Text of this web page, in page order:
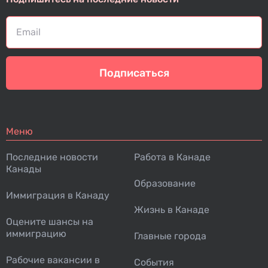
Подписаться
Меню
Последние новости
Канады
Иммиграция в Канаду
Оцените шансы на
иммиграцию
Рабочие вакансии в
Работа в Канаде
Образование
Жизнь в Канаде
Главные города
События